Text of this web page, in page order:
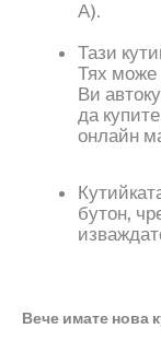
А).
Тази
Тях може
Ви
да
онлайн
бутон,
Вече имате нова